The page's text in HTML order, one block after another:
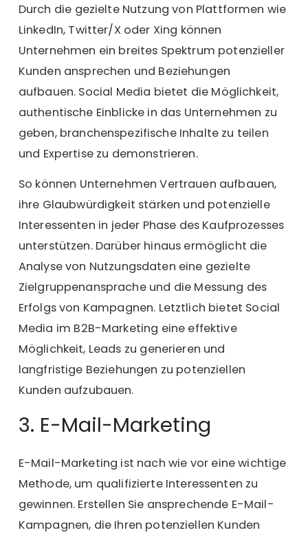
Durch die gezielte Nutzung von Plattformen wie
LinkedIn, Twitter/X oder Xing können
Unternehmen ein breites Spektrum potenzieller
Kunden ansprechen und Beziehungen
aufbauen. Social Media bietet die Möglichkeit,
authentische Einblicke in das Unternehmen zu
geben, branchenspezifische Inhalte zu teilen
und Expertise zu demonstrieren.
So können Unternehmen Vertrauen aufbauen,
ihre Glaubwürdigkeit stärken und potenzielle
Interessenten in jeder Phase des Kaufprozesses
unterstützen. Darüber hinaus ermöglicht die
Analyse von Nutzungsdaten eine gezielte
Zielgruppenansprache und die Messung des
Erfolgs von Kampagnen. Letztlich bietet Social
Media im B2B-Marketing eine effektive
Möglichkeit, Leads zu generieren und
langfristige Beziehungen zu potenziellen
Kunden aufzubauen.
3. E-Mail-Marketing
E-Mail-Marketing ist nach wie vor eine wichtige
Methode, um qualifizierte Interessenten zu
gewinnen. Erstellen Sie ansprechende E-Mail-
Kampagnen, die Ihren potenziellen Kunden